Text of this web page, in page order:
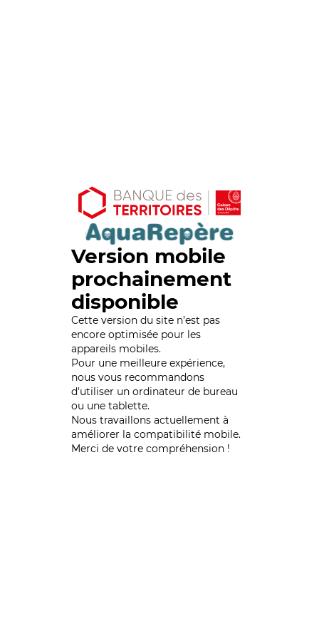
Version mobile
prochainement
disponible
Cette version du site n’est pas
encore optimisée pour les
appareils mobiles.
Pour une meilleure expérience,
nous vous recommandons
d'utiliser un ordinateur de bureau
ou une tablette.
Nous travaillons actuellement à
améliorer la compatibilité mobile.
Merci de votre compréhension !